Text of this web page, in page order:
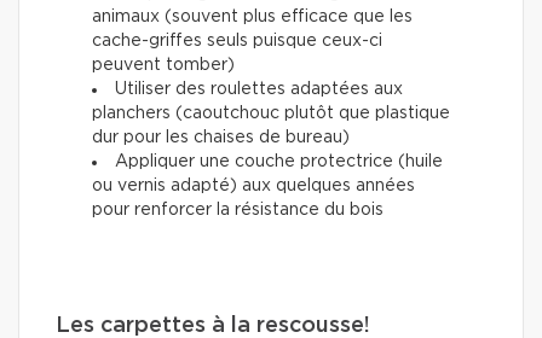
animaux (souvent plus efficace que les
cache-griffes seuls puisque ceux-ci
peuvent tomber)
Utiliser des roulettes adaptées aux
planchers (caoutchouc plutôt que plastique
dur pour les chaises de bureau)
Appliquer une couche protectrice (huile
ou vernis adapté) aux quelques années
pour renforcer la résistance du bois
Les carpettes à la rescousse!